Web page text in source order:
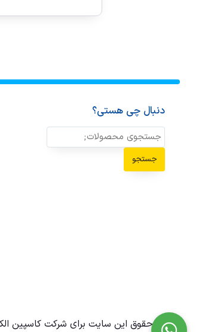
دنبال چی هستی؟
جستجو
تمامی حقوق این سایت برای شرکت کاسپین